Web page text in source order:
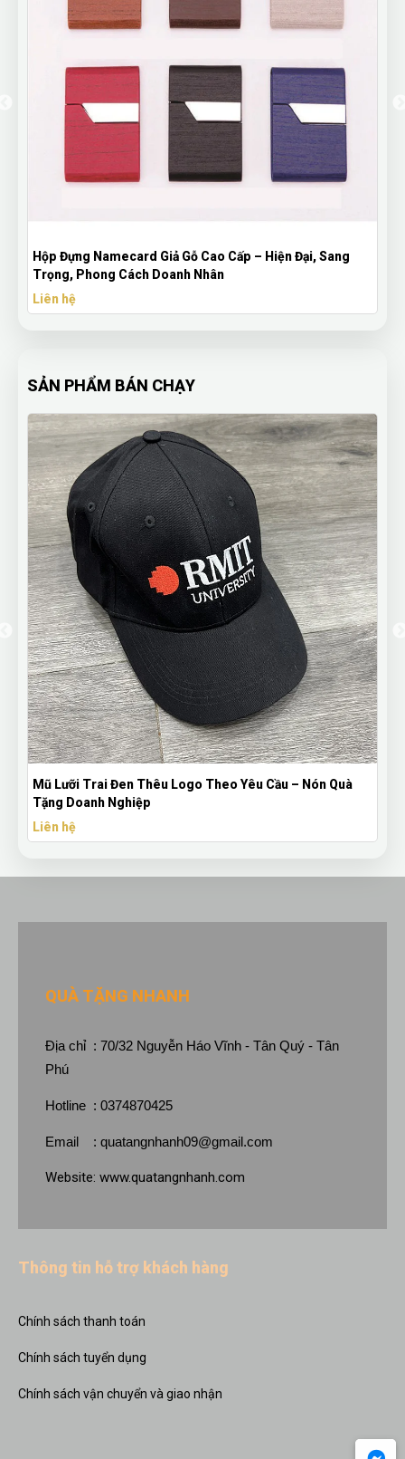
Sang HỘP ĐỰNG BÚT NẮP RỜI
SẢN PHẨM BÁN CHẠY
Logo Theo Yêu Cầu – Nón Quà
Bút Bi Mực Gel Thiên Long
QUÀ TẶNG NHANH
Địa chỉ : 70/32 Nguyễn Háo Vĩnh - Tân Quý - Tân
Phú
Hotline : 0374870425
Email : quatangnhanh09@gmail.com
Website: www.quatangnhanh.com
Thông tin hỗ trợ khách hàng
Chính sách thanh toán
Chính sách tuyển dụng
Chính sách vận chuyển và giao nhận